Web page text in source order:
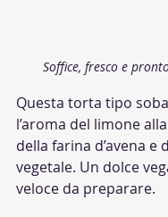
Soffice, fresco e
Questa torta tipo
l’aroma del limone
della farina d’avena e
vegetale. Un dolce
veloce da preparare.